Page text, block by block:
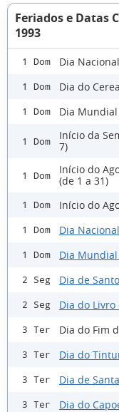
Feriados e Datas
1993
1 Dom Dia
1 Dom Dia do
1 Dom Dia
1 Dom
Início da
7)
1 Dom
Início do
(de 1 a 31)
1 Dom Início do
1 Dom Dia
1 Dom Dia
2 Seg Dia de
2 Seg Dia do
3 Ter Dia do Fim
3 Ter Dia do
3 Ter Dia de
3 Ter Dia do